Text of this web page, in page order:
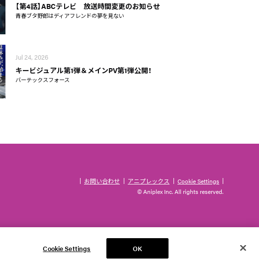
【第4話】ABCテレビ 放送時間変更のお知らせ
青春ブタ野郎はディアフレンドの夢を見ない
Jul 24, 2026
キービジュアル第1弾＆メインPV第1弾公開！
バーテックスフォース
TOP
お問い合わせ アニプレックス
Cookie Settings
© Aniplex Inc. All rights reserved.
Cookie Settings OK